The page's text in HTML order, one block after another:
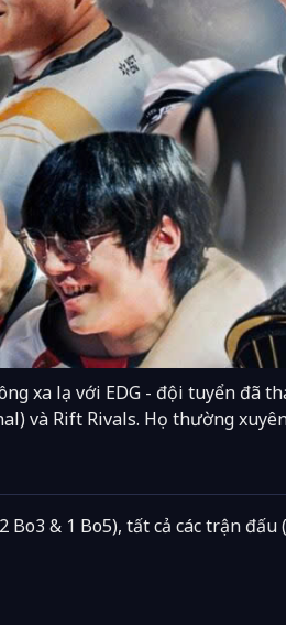
xa lạ với EDG - đội tuyển đã
và Rift Rivals. Họ thường
Bo3 & 1 Bo5), tất cả các trận